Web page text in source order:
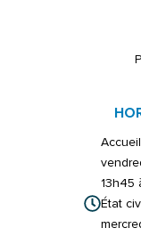
13h45
État